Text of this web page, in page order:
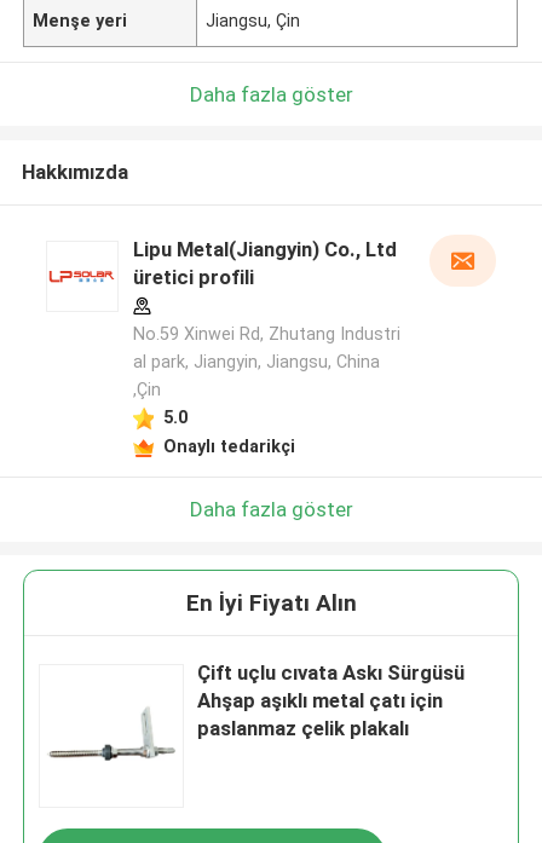
Menşe yeri Jiangsu, Çin
Daha fazla göster
Hakkımızda
Lipu Metal(Jiangyin) Co., Ltd
üretici profili
No.59 Xinwei Rd, Zhutang Industri
al park, Jiangyin, Jiangsu, China
,Çin
5.0
Onaylı tedarikçi
Daha fazla göster
En İyi Fiyatı Alın
Çift uçlu cıvata Askı Sürgüsü
Ahşap aşıklı metal çatı için
paslanmaz çelik plakalı